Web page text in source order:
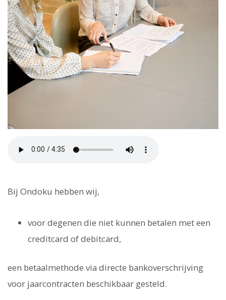
Bij Ondoku hebben wij,
voor degenen die niet kunnen betalen met een
creditcard of debitcard,
een betaalmethode via directe bankoverschrijving
voor jaarcontracten beschikbaar gesteld.